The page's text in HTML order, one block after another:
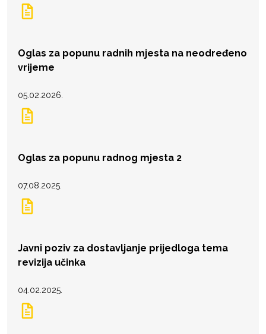
Oglas za popunu radnih mjesta na neodređeno
vrijeme
05.02.2026.
Oglas za popunu radnog mjesta 2
07.08.2025.
Javni poziv za dostavljanje prijedloga tema
revizija učinka
04.02.2025.